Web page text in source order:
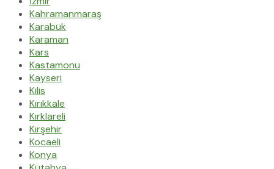
Kahramanmaraş
Karabük
Karaman
Kars
Kastamonu
Kayseri
Kilis
Kırıkkale
Kırklareli
Kırşehir
Kocaeli
Konya